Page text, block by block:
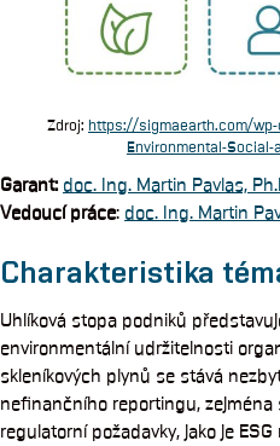
Zdroj: https://sigmaearth.com/
Environmental-Social-
Garant: doc. Ing. Martin Pavlas,
Vedoucí práce: doc. Ing. Martin
Charakteristika
Uhlíková stopa podniků
environmentální udržitelnosti
skleníkových plynů se stává
nefinančního reportingu, zejména
regulatorní požadavky, jako je